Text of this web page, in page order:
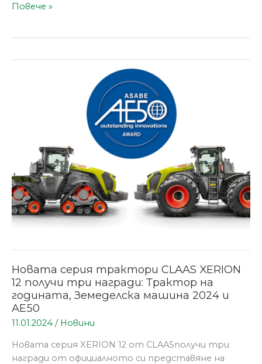
Повече »
Новата серия трактори CLAAS XERION
12 получи три награди: Трактор на
годината, Земеделска машина 2024 и
AE50
11.01.2024 / Новини
Новата серия XERION 12 от CLAASполучи три
награди от официалното си представяне на
получи
награди:
Трактор
на
годината,
и
AE50